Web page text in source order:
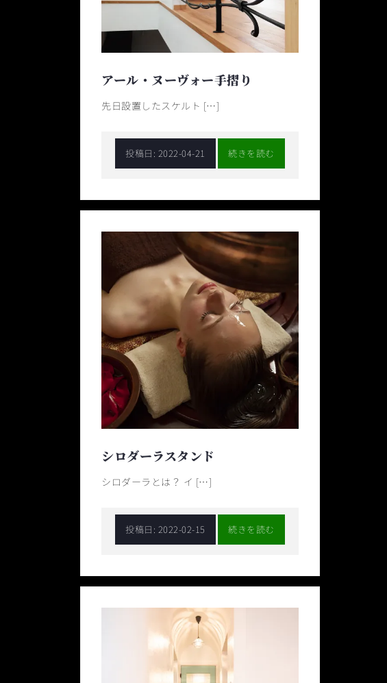
アール・ヌーヴォー手摺り
先日設置したスケルト […]
投稿日: 2022-04-21 続きを読む
シロダーラスタンド
シロダーラとは？ イ […]
投稿日: 2022-02-15 続きを読む